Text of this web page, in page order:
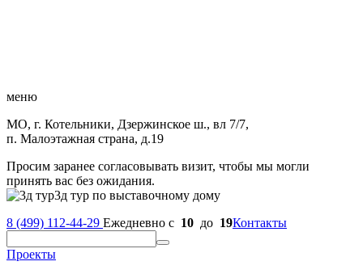
меню
МО, г. Котельники, Дзержинское ш., вл 7/7,
п. Малоэтажная страна, д.19
Просим заранее согласовывать визит, чтобы мы могли
принять вас без ожидания.
3д тур по выставочному дому
8 (499) 112-44-29 Ежедневно с 10 до 19Контакты
Проекты